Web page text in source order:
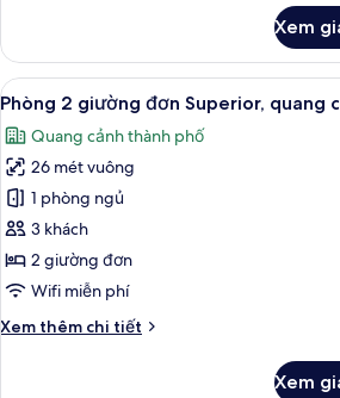
Bunk
Beds)
Phòng
dành
cho
đình
(Premium,
Residence
King
+
Bunk
Beds)
Xem
Xem
tất
cả
ảnh
Phòng
2
giường
đơn
quang
Phòng 2
9
Phòng 2 giường đơn Superior, quang
Quang cảnh thành phố
26 mét vuông
1 phòng ngủ
3 khách
2 giường đơn
Wifi miễn phí
Xem thêm chi tiết
Chi
Xem